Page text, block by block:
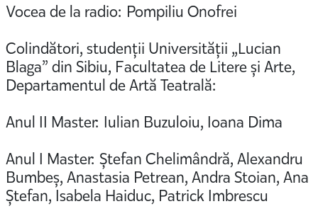
Vocea de la radio: Pompiliu Onofrei
Colindători, studenții Universității „Lucian
Blaga” din Sibiu, Facultatea de Litere și Arte,
Departamentul de Artă Teatrală:
Anul II Master: Iulian Buzuloiu, Ioana Dima
Anul I Master: Ștefan Chelimândră, Alexandru
Bumbeș, Anastasia Petrean, Andra Stoian, Ana
Ștefan, Isabela Haiduc, Patrick Imbrescu